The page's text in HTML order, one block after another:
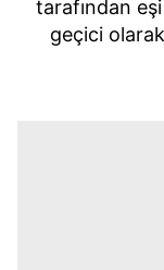
tarafından
geçici